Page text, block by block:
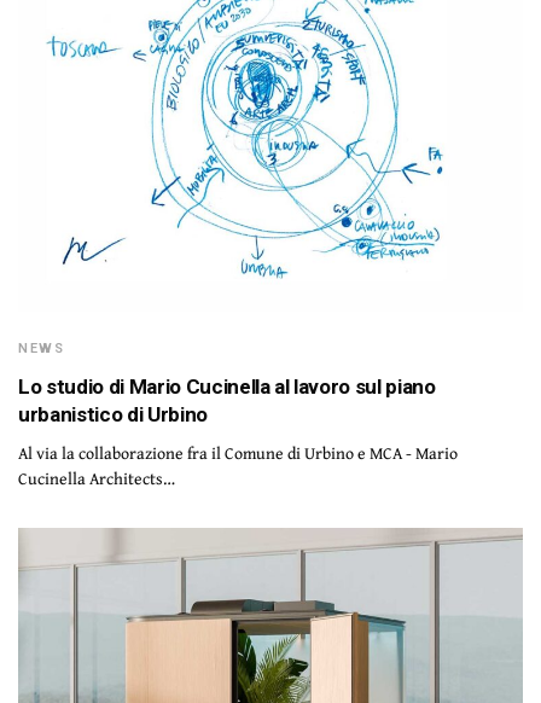
NEWS
Lo studio di Mario Cucinella al lavoro sul piano
urbanistico di Urbino
Al via la collaborazione fra il Comune di Urbino e MCA - Mario
Cucinella Architects…